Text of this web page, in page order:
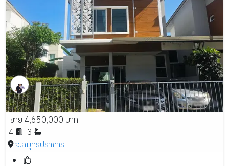
ขาย 4,650,000 บาท
4
3
จ.สมุทรปราการ